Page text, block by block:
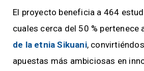
El proyecto beneficia a 464
cuales cerca del 50 % pertenece
de la etnia Sikuani,
apuestas más ambiciosas en